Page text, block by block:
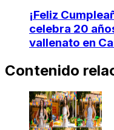
¡Feliz
celebra 20
vallenato en
Contenido